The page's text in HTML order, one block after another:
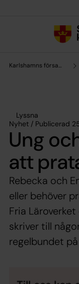
Karlshamns församling
Lyssna
Nyhet / Publicerad
Ung
att
Rebecka och
eller behöver
Fria
skriver till
regelbundet